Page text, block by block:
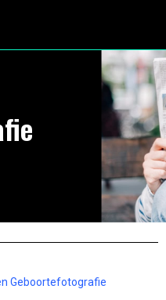
Geboortefotografie